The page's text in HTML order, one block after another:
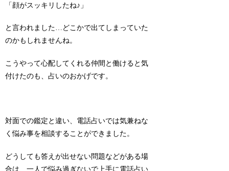
「顔がスッキリしたね♪ 」
と言われました…どこかで出てしまっていた
のかもしれませんね。
こうやって心配してくれる仲間と働けると気
付けたのも、占いのおかげです。
対面での鑑定と違い、電話占いでは気兼ねな
く悩み事を相談することができました。
どうしても答えが出せない問題などがある場
合は、一人で悩み過ぎないで上手に電話占い